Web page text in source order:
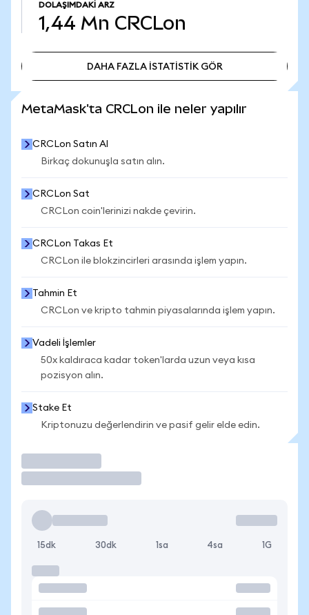
DOLAŞIMDAKI ARZ
1,44 Mn CRCLon
DAHA FAZLA İSTATİSTİK GÖR
MetaMask'ta CRCLon ile neler yapılır
CRCLon Satın Al
Birkaç dokunuşla satın alın.
CRCLon Sat
CRCLon coin'lerinizi nakde çevirin.
CRCLon Takas Et
CRCLon ile blokzincirleri arasında işlem yapın.
Tahmin Et
CRCLon ve kripto tahmin piyasalarında işlem yapın.
Vadeli İşlemler
50x kaldıraca kadar token'larda uzun veya kısa
pozisyon alın.
Stake Et
Kriptonuzu değerlendirin ve pasif gelir elde edin.
15dk 30dk 1sa 4sa 1G